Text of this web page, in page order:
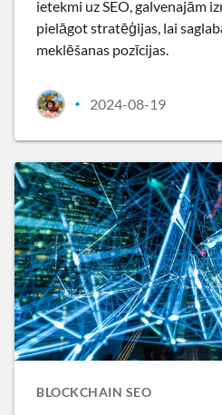
ietekmi uz SEO, galvenajām
pielāgot stratēģijas, lai
meklēšanas pozīcijas.
• 2024-08-19
BLOCKCHAIN SEO